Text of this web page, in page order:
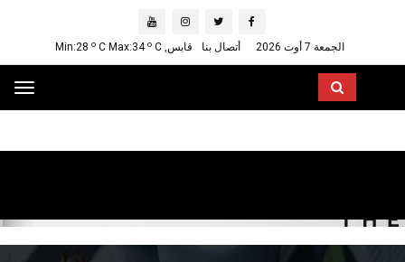
الجمعة 7 أوت 2026 أتصال بنا قابس, Min:28 oC Max:34 oC